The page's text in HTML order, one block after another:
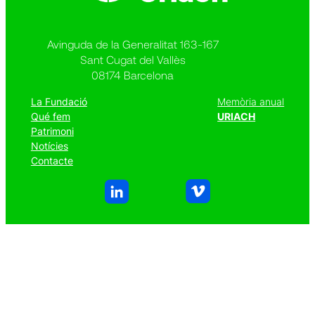
Avinguda de la Generalitat 163-167
Sant Cugat del Vallès
08174 Barcelona
La Fundació
Qué fem
Patrimoni
Notícies
Contacte
Memòria anual
URIACH